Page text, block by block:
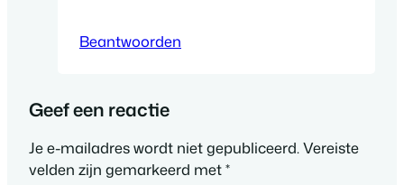
Beantwoorden
Geef een reactie
Je e-mailadres wordt niet gepubliceerd.Vereiste
velden zijn gemarkeerd met*